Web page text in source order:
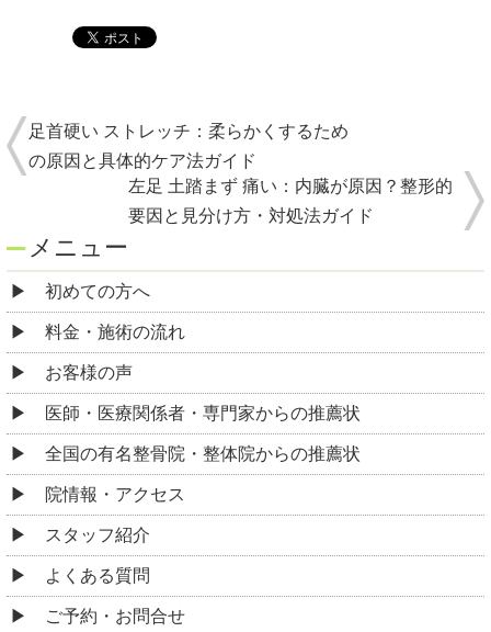
足首硬い ストレッチ：柔らかくするため
の原因と具体的ケア法ガイド
左足 土踏まず 痛い：内臓が原因？整形的
要因と見分け方・対処法ガイド
メニュー
初めての方へ
料金・施術の流れ
お客様の声
医師・医療関係者・専門家からの推薦状
全国の有名整骨院・整体院からの推薦状
院情報・アクセス
スタッフ紹介
よくある質問
ご予約・お問合せ